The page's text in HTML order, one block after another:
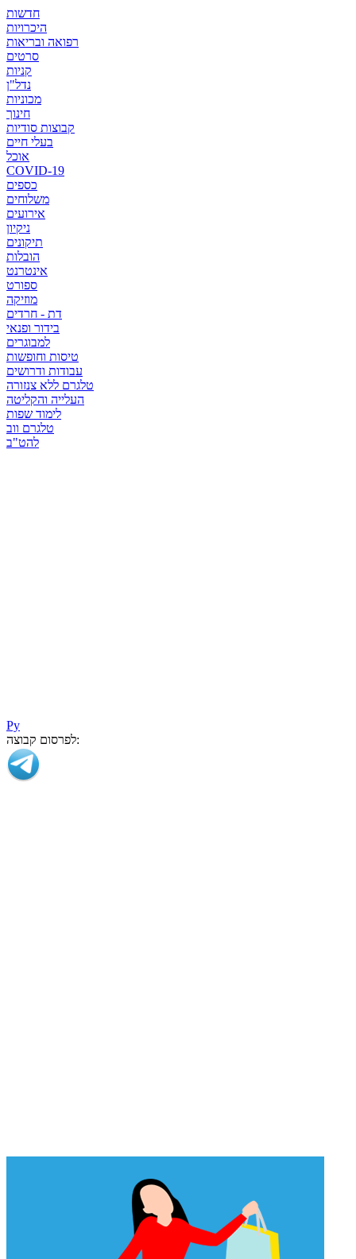
חדשות
היכרויות
רפואה ובריאות
סרטים
קניות
נדל"ן
מכוניות
חינוך
קבוצות סודיות
בעלי חיים
אוכל
COVID-19
כספים
משלוחים
אירועים
ניקיון
תיקונים
הובלות
אינטרנט
ספורט
מוזיקה
דת - חרדים
בידור ופנאי
למבוגרים
טיסות וחופשות
עבודות ודרושים
טלגרם ללא צנזורה
העלייה והקליטה
לימוד שפות
טלגרם ווב
להט"ב
Ру
לפרסום קבוצה: